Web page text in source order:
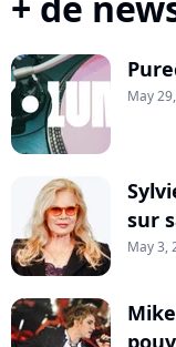
May
sur
May 3,